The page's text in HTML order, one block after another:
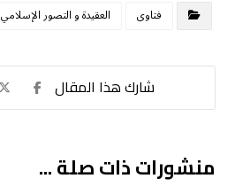
فتاوى العقيدة و التصور الإسلامي
منشورات ذات صلة ...